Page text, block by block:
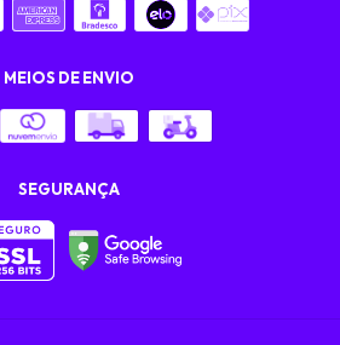
MEIOS DE ENVIO
SEGURANÇA